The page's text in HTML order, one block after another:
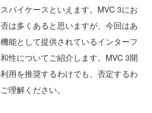
バイケースといえます。MVC 3にお
は多くあると思いますが、今回はあ
能として提供されているインターフ
性についてご紹介します。MVC 3開
用を推奨するわけでも、否定するわ
理解ください。